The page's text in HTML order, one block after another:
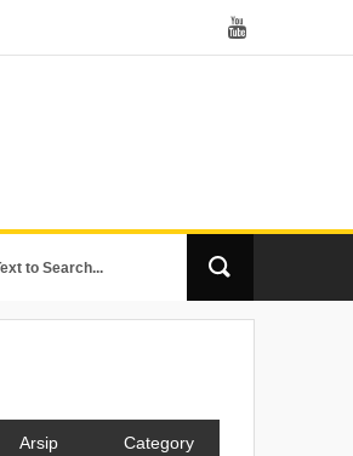
Arsip Category